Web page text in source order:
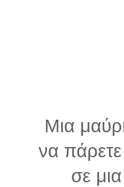
Μια
να
σε